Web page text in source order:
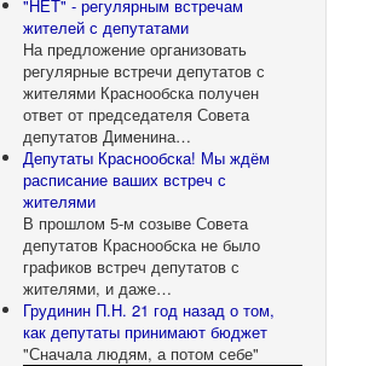
"НЕТ" - регулярным встречам
жителей с депутатами
На предложение организовать
регулярные встречи депутатов с
жителями Краснообска получен
ответ от председателя Совета
депутатов Дименина…
Депутаты Краснообска! Мы ждём
расписание ваших встреч с
жителями
В прошлом 5-м созыве Совета
депутатов Краснообска не было
графиков встреч депутатов с
жителями, и даже…
Грудинин П.Н. 21 год назад о том,
как депутаты принимают бюджет
"Сначала людям, а потом себе"